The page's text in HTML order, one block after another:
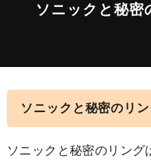
ソニックと秘密
ソニックと秘密のリ
ソニックと秘密のリン